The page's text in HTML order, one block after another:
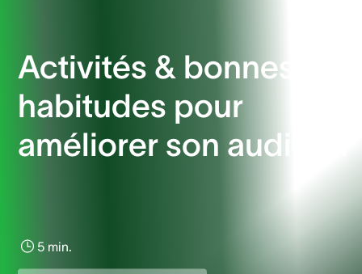
Activités & bonnes
habitudes pour
améliorer son audition
5 min.